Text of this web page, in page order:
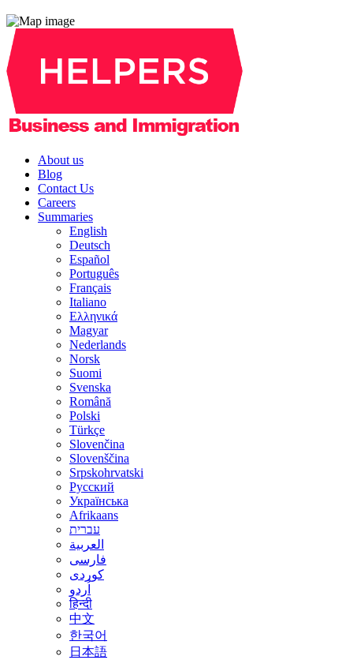
About us
Blog
Contact Us
Careers
Summaries
English
Deutsch
Español
Português
Français
Italiano
Ελληνικά
Magyar
Nederlands
Norsk
Suomi
Svenska
Română
Polski
Türkçe
Slovenčina
Slovenščina
Srpskohrvatski
Русский
Українська
Afrikaans
עברית
العربية
فارسی
کوردی
اُردو
हिन्दी
中文
한국어
日本語